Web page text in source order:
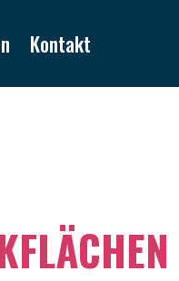
Kontakt